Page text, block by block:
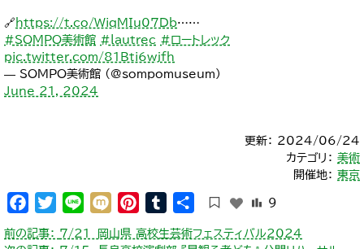
🔗https://t.co/WiqMIu07Db……
#SOMPO美術館 #lautrec #ロートレック
pic.twitter.com/81Bti6wjfh
— SOMPO美術館 (@sompomuseum)
June 21, 2024
更新： 2024/06/24
カテゴリ： 美術
開催地： 東京
Facebook
Twitter
Line Mixi Pinterest
Tumblr 9
投
前の記事： 7/21 岡山県 高校生芸術フェスティバル2024